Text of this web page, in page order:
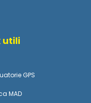
utili
GPS
MAD